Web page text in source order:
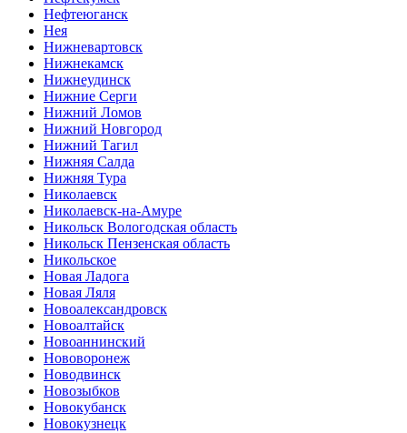
Нефтеюганск
Нея
Нижневартовск
Нижнекамск
Нижнеудинск
Нижние Серги
Нижний Ломов
Нижний Новгород
Нижний Тагил
Нижняя Салда
Нижняя Тура
Николаевск
Николаевск-на-Амуре
Никольск Вологодская область
Никольск Пензенская область
Никольское
Новая Ладога
Новая Ляля
Новоалександровск
Новоалтайск
Новоаннинский
Нововоронеж
Новодвинск
Новозыбков
Новокубанск
Новокузнецк